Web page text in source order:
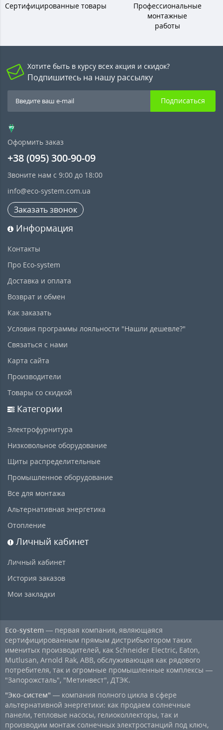
Сертифицированные товары
Профессиональные
монтажные
работы
Хотите быть в курсу всех акция и скидок?
Подпишитесь на нашу рассылку
Подписаться
Оформить заказ
+38 (095) 300-90-09
Звоните нам с 9:00 до 18:00
info@eco-system.com.ua
Заказать звонок
Информация
Контакты
Про Eco-system
Доставка и оплата
Возврат и обмен
Как заказать
Условия программы лояльности "Нашли дешевле?"
Связаться с нами
Карта сайта
Производители
Товары со скидкой
Категории
Электрофурнитура
Низковольное оборудование
Щиты распределительные
Промышленное оборудование
Все для монтажа
Альтернативная энергетика
Отопление
Личный кабинет
Личный кабинет
История заказов
Мои закладки
Eco-system — первая компания, являющаяся
сертифицированным прямым дистрибьютором таких
именитых производителей, как Schneider Electric, Eaton,
Mutlusan, Arnold Rak, ABB, обслуживающая как рядового
потребителя, так и огромные промышленные комплексы —
"Запорожсталь", "Метинвест", ДТЭК.
"Эко-систем" — компания полного цикла в сфере
альтернативной энергетики: как продаем солнечные
панели, тепловые насосы, гелиоколлекторы, так и
производим монтаж солнечных электростанций под ключ,